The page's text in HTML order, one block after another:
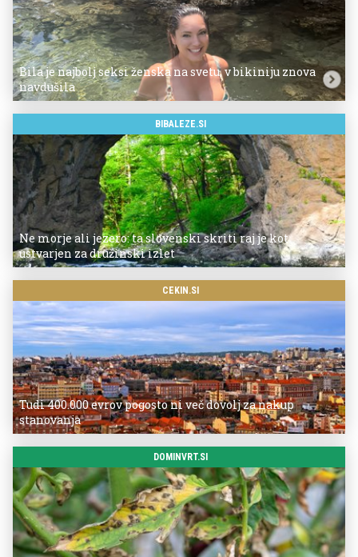
Bila je najbolj seksi ženska na svetu, v bikiniju znova
navdušila
BIBALEZE.SI
Ne morje ali jezero: ta slovenski skriti raj je kot
ustvarjen za družinski izlet
CEKIN.SI
Tudi 400.000 evrov pogosto ni več dovolj za nakup
stanovanja
DOMINVRT.SI